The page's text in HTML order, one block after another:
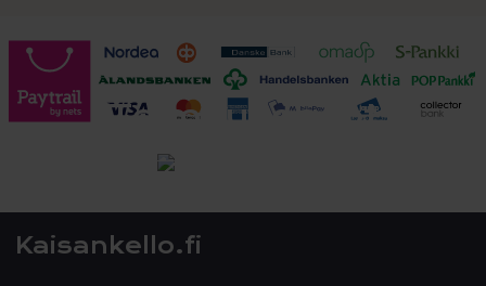
Toimitusehdot
Kaisankello.fi